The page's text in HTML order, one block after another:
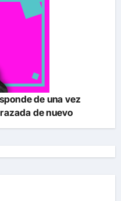
de una vez
de nuevo